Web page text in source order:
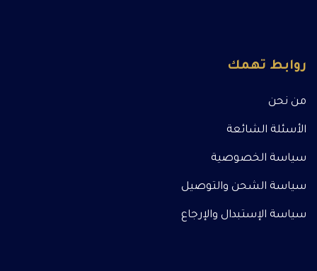
روابط تهمك
من نحن
الأسئلة الشائعة
سياسة الخصوصية
سياسة الشحن والتوصيل
سياسة الإستبدال والإرجاع